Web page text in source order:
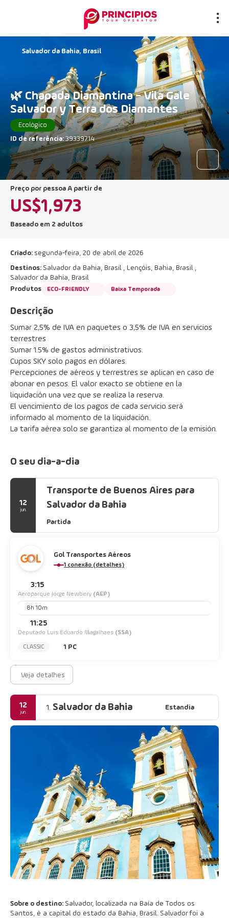
🌿 Chapada Diamantina - Vila Gale
Salvador y Terra dos Diamantes
Ecológico
ID de referência:39339714
Salvador da Bahia, Brasil
preço por pessoa A partir de
US$1,973
Baseado em 2 adultos
Criado: segunda-feira, 20 de abril de 2026
Destinos: Salvador da Bahia, Brasil , Lençóis, Bahia, Brasil ,
Salvador da Bahia, Brasil
Produtos
ECO-FRIENDLY Baixa Temporada
Descrição
Sumar 2,5% de IVA en paquetes o 3,5% de IVA en servicios
terrestres
Sumar 1.5% de gastos administrativos.
Cupos SKY solo pagos en dólares.
Percepciones de aéreos y terrestres se aplican en caso de
abonar en pesos. El valor exacto se obtiene en la
liquidación una vez que se realiza la reserva.
El vencimiento de los pagos de cada servicio será
informado al momento de la liquidación.
La tarifa aérea solo se garantiza al momento de la emisión.
O seu dia-a-dia
12
jun.
Transporte de Buenos Aires para
Salvador da Bahia
Partida
Gol Transportes Aéreos
1 conexão (detalhes)
3:15
Aeroparque Jorge Newbery (AEP)
8h 10m
11:25
Deputado Luis Eduardo Magalhaes (SSA)
CLASSIC 1 PC
Veja detalhes
12
jun. 1. Salvador da Bahia Estandia
Sobre o destino: Salvador, localizada na Baía de Todos os
Santos, é a capital do estado da Bahia, Brasil. Salvador foi a